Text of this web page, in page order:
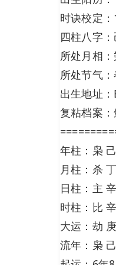
时诀校定
四柱八字
所处月相
所处节气
出生地址
复粘档案
年柱：枭
月柱：杀
日柱：主
时柱：比
大运：劫
流年：枭